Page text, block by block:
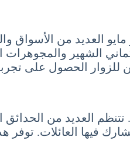
العديد من الأسواق
الشهير والمجوهرات
للزوار الحصول على
العديد من
فيها العائلات.